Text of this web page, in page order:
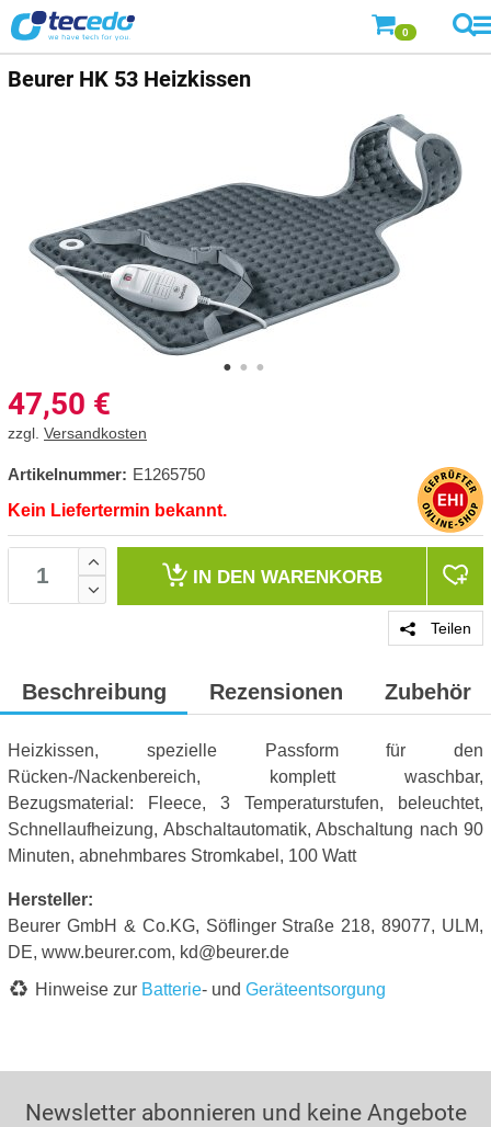
0
Beurer HK 53 Heizkissen
47,50 €
zzgl. Versandkosten
Artikelnummer: E1265750
Kein Liefertermin bekannt.
IN DEN WARENKORB
Teilen
Beschreibung Rezensionen Zubehör
Heizkissen, spezielle Passform für den
Rücken-/Nackenbereich, komplett waschbar,
Bezugsmaterial: Fleece, 3 Temperaturstufen, beleuchtet,
Schnellaufheizung, Abschaltautomatik, Abschaltung nach 90
Minuten, abnehmbares Stromkabel, 100 Watt
Hersteller:
Beurer GmbH & Co.KG, Söflinger Straße 218, 89077, ULM,
DE, www.beurer.com, kd@beurer.de
Hinweise zur Batterie- und Geräteentsorgung
Newsletter abonnieren und keine Angebote